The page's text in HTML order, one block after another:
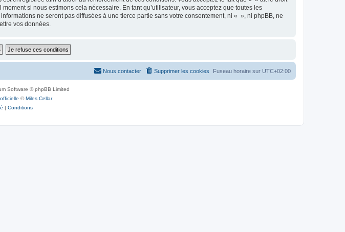
si nous estimons cela nécessaire. En tant qu’utilisateur, vous acceptez que toutes les
ne seront pas diffusées à une tierce partie sans votre consentement, ni « », ni phpBB, ne
vos données.
Fuseau horaire sur UTC+02:00
Supprimer les cookies
Nous contacter
Software © phpBB Limited
©Miles Cellar
| Conditions